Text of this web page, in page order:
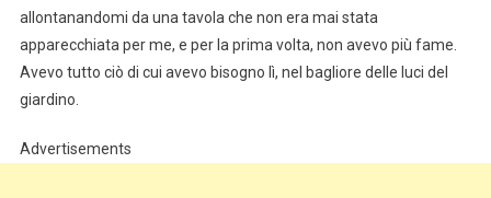
allontanandomi da una tavola che non era mai stata
apparecchiata per me, e per la prima volta, non avevo più fame.
Avevo tutto ciò di cui avevo bisogno lì, nel bagliore delle luci del
giardino.
Advertisements